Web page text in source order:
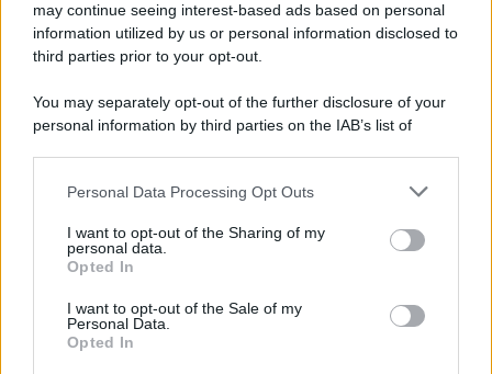
may continue seeing interest-based ads based on personal
information utilized by us or personal information disclosed to
third parties prior to your opt-out.
You may separately opt-out of the further disclosure of your
personal information by third parties on the IAB’s list of
This information may also be disclosed by us to third parties
disclose it to other third parties.
Please note that this website/app uses one or more Google
services and may gather and store information including but
not limited to your visit or usage behaviour. You may click to
grant or deny consent to Google and its third-party tags to
Personal Data Processing Opt Outs
I want to opt-out of the Sharing of my
personal data.
Opted In
I want to opt-out of the Sale of my
Personal Data.
Opted In